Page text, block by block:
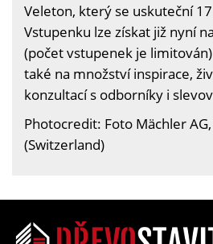
Veleton, který se uskuteční
Vstupenku lze získat již nyní na
(počet vstupenek je
také na množství inspirace,
konzultací s odborníky i
Photocredit: Foto Mächler
(Switzerland)